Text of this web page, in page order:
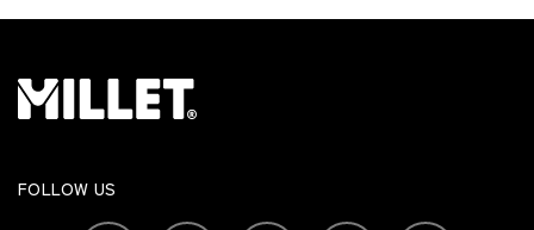
FOLLOW US